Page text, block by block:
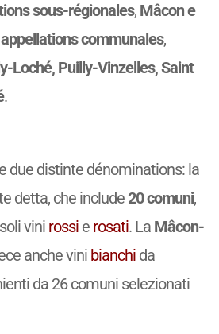
sous-régionales,Mâcon e
communales,
Loché, Puilly-Vinzelles, Saint
.
due distinte dénominations: la
detta, che include20 comuni,
vini rossie rosati. La Mâcon-
anche vini bianchida
da 26 comuni selezionati